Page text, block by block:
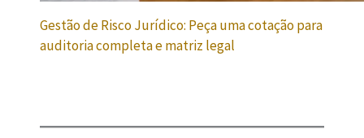
Gestão de Risco Jurídico: Peça uma cotação para
auditoria completa e matriz legal